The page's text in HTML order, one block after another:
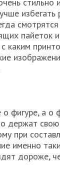
избегать
пайеток
каким
фигуре, а о
держат
при
именно
дороже,